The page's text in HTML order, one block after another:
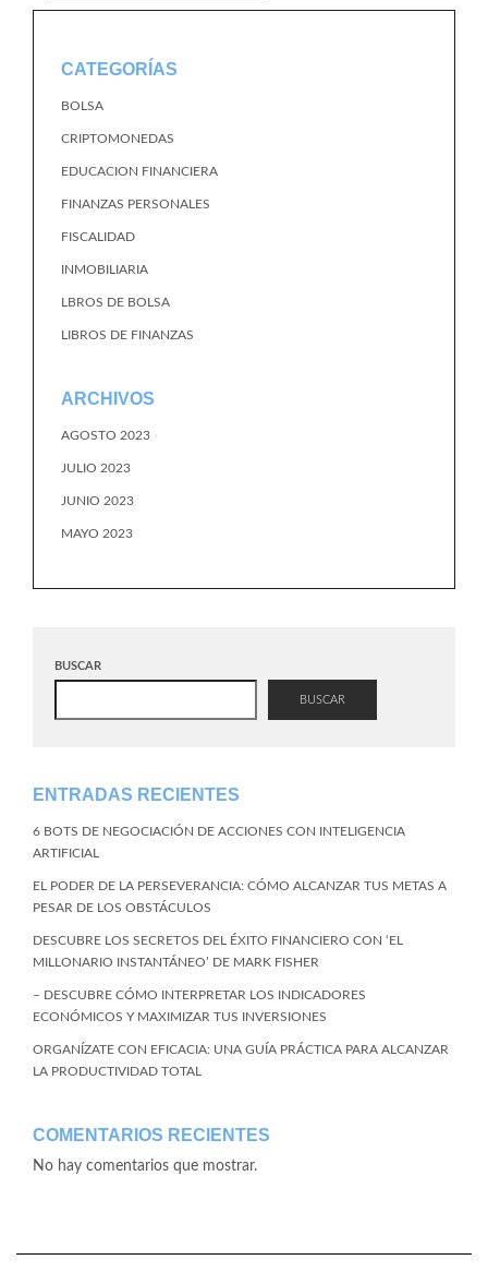
CATEGORÍAS
BOLSA
CRIPTOMONEDAS
EDUCACION FINANCIERA
FINANZAS PERSONALES
FISCALIDAD
INMOBILIARIA
LBROS DE BOLSA
LIBROS DE FINANZAS
ARCHIVOS
AGOSTO 2023
JULIO 2023
JUNIO 2023
MAYO 2023
BUSCAR
BUSCAR
ENTRADAS RECIENTES
6 BOTS DE NEGOCIACIÓN DE ACCIONES CON INTELIGENCIA
ARTIFICIAL
EL PODER DE LA PERSEVERANCIA: CÓMO ALCANZAR TUS METAS A
PESAR DE LOS OBSTÁCULOS
DESCUBRE LOS SECRETOS DEL ÉXITO FINANCIERO CON ‘EL
MILLONARIO INSTANTÁNEO’ DE MARK FISHER
– DESCUBRE CÓMO INTERPRETAR LOS INDICADORES
ECONÓMICOS Y MAXIMIZAR TUS INVERSIONES
ORGANÍZATE CON EFICACIA: UNA GUÍA PRÁCTICA PARA ALCANZAR
LA PRODUCTIVIDAD TOTAL
COMENTARIOS RECIENTES
No hay comentarios que mostrar.